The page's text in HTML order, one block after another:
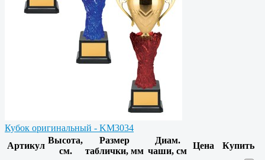
Кубок оригинальный - KM3034
Артикул
Высота,
см.
Размер
таблички, мм
Диам.
чаши, см
Цена Купить